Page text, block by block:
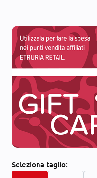
Seleziona taglio: